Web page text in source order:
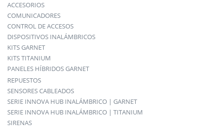
ACCESORIOS
COMUNICADORES
CONTROL DE ACCESOS
DISPOSITIVOS INALÁMBRICOS
KITS GARNET
KITS TITANIUM
PANELES HÍBRIDOS GARNET
REPUESTOS
SENSORES CABLEADOS
SERIE INNOVA HUB INALÁMBRICO | GARNET
SERIE INNOVA HUB INALÁMBRICO | TITANIUM
SIRENAS